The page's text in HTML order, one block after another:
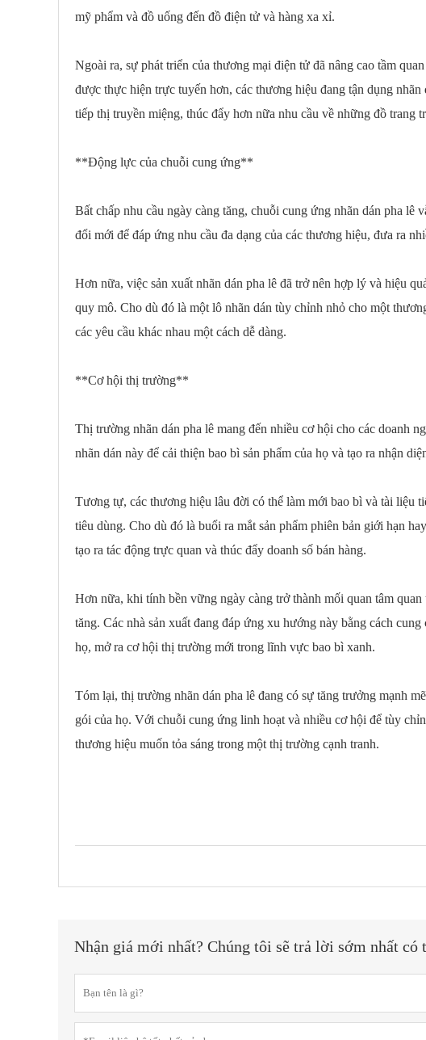
mỹ phẩm và đồ uống đến đồ điện tử và hàng xa xỉ.
Ngoài ra, sự phát triển của thương mại điện tử đã nâng cao tầm
được thực hiện trực tuyến hơn, các thương hiệu đang tận dụng
tiếp thị truyền miệng, thúc đẩy hơn nữa nhu cầu về những đồ trang
**Động lực của chuỗi cung ứng**
Bất chấp nhu cầu ngày càng tăng, chuỗi cung ứng nhãn dán pha
đổi mới để đáp ứng nhu cầu đa dạng của các thương hiệu, đưa ra
Hơn nữa, việc sản xuất nhãn dán pha lê đã trở nên hợp lý và hiệu
quy mô. Cho dù đó là một lô nhãn dán tùy chỉnh nhỏ cho một
các yêu cầu khác nhau một cách dễ dàng.
**Cơ hội thị trường**
Thị trường nhãn dán pha lê mang đến nhiều cơ hội cho các doanh
nhãn dán này để cải thiện bao bì sản phẩm của họ và tạo ra nhận
Tương tự, các thương hiệu lâu đời có thể làm mới bao bì và tài liệu
tiêu dùng. Cho dù đó là buổi ra mắt sản phẩm phiên bản giới hạn
tạo ra tác động trực quan và thúc đẩy doanh số bán hàng.
Hơn nữa, khi tính bền vững ngày càng trở thành mối quan tâm
tăng. Các nhà sản xuất đang đáp ứng xu hướng này bằng cách
họ, mở ra cơ hội thị trường mới trong lĩnh vực bao bì xanh.
Tóm lại, thị trường nhãn dán pha lê đang có sự tăng trưởng mạnh
gói của họ. Với chuỗi cung ứng linh hoạt và nhiều cơ hội để tùy
thương hiệu muốn tỏa sáng trong một thị trường cạnh tranh.
Nhận giá mới nhất? Chúng tôi sẽ trả lời sớm nhất có